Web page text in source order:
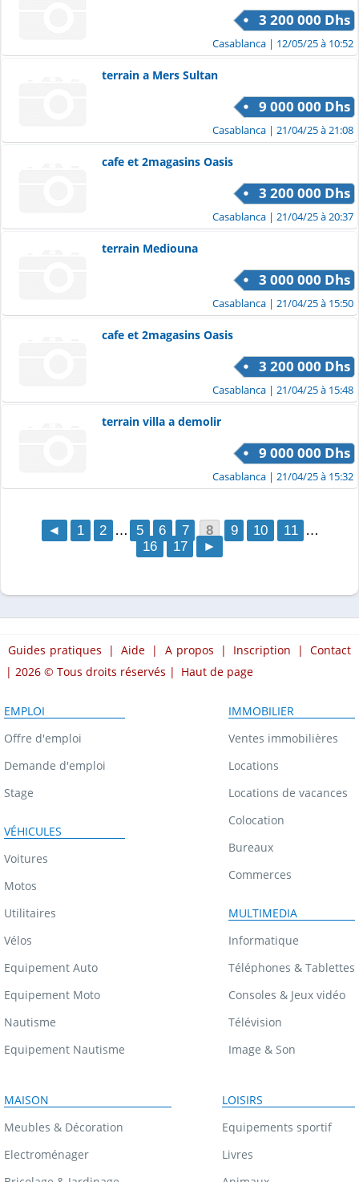
3 200 000 Dhs
Casablanca | 12/05/25 à 10:52
terrain a Mers Sultan
9 000 000 Dhs
Casablanca | 21/04/25 à 21:08
cafe et 2magasins Oasis
3 200 000 Dhs
Casablanca | 21/04/25 à 20:37
terrain Mediouna
3 000 000 Dhs
Casablanca | 21/04/25 à 15:50
cafe et 2magasins Oasis
3 200 000 Dhs
Casablanca | 21/04/25 à 15:48
terrain villa a demolir
9 000 000 Dhs
Casablanca | 21/04/25 à 15:32
◄ 1 2 … 5 6 7 8 9 10 11 …
16
17 ►
Guides pratiques | Aide | A propos | Inscription | Contact
| 2026 © Tous droits réservés | Haut de page
EMPLOI
Offre d'emploi
Demande d'emploi
Stage
VÉHICULES
Voitures
Motos
Utilitaires
Vélos
Equipement Auto
Equipement Moto
Nautisme
Equipement Nautisme
IMMOBILIER
Ventes immobilières
Locations
Locations de vacances
Colocation
Bureaux
Commerces
MULTIMEDIA
Informatique
Téléphones & Tablettes
Consoles & Jeux vidéo
Télévision
Image & Son
MAISON
Meubles & Décoration
Electroménager
LOISIRS
Equipements sportif
Livres